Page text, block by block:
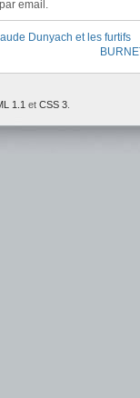
email.
Dunyach et les furtifs
1.1 et CSS 3